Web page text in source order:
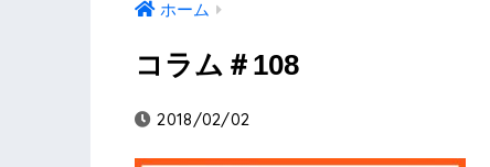
ホーム
コラム＃108
2018/02/02